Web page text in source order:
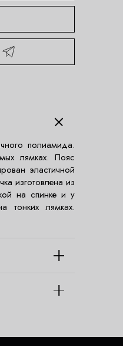
полиамида.
лямках. Пояс
эластичной
изготовлена из
на спинке и у
тонких лямках.